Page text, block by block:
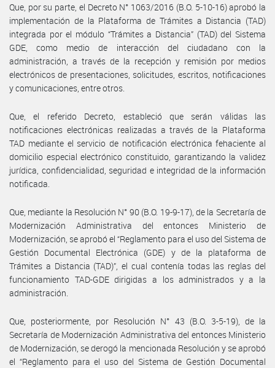
Que, por su parte, el Decreto N° 1063/2016 (B.O. 5-10-16) aprobó la
implementación de la Plataforma de Trámites a Distancia (TAD)
integrada por el módulo “Trámites a Distancia” (TAD) del Sistema
GDE, como medio de interacción del ciudadano con la
administración, a través de la recepción y remisión por medios
electrónicos de presentaciones, solicitudes, escritos, notificaciones
y comunicaciones, entre otros.
Que, el referido Decreto, estableció que serán válidas las
notificaciones electrónicas realizadas a través de la Plataforma
TAD mediante el servicio de notificación electrónica fehaciente al
domicilio especial electrónico constituido, garantizando la validez
jurídica, confidencialidad, seguridad e integridad de la información
notificada.
Que, mediante la Resolución N° 90 (B.O. 19-9-17), de la Secretaría de
Modernización Administrativa del entonces Ministerio de
Modernización, se aprobó el “Reglamento para el uso del Sistema de
Gestión Documental Electrónica (GDE) y de la plataforma de
Trámites a Distancia (TAD)”, el cual contenía todas las reglas del
funcionamiento TAD-GDE dirigidas a los administrados y a la
administración.
Que, posteriormente, por Resolución N° 43 (B.O. 3-5-19), de la
Secretaría de Modernización Administrativa del entonces Ministerio
de Modernización, se derogó la mencionada Resolución y se aprobó
el “Reglamento para el uso del Sistema de Gestión Documental